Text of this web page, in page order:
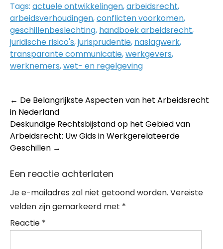
Tags: actuele ontwikkelingen,arbeidsrecht,
arbeidsverhoudingen,conflicten voorkomen,
geschillenbeslechting, handboek arbeidsrecht,
juridische risico's,jurisprudentie, naslagwerk,
transparante communicatie,werkgevers,
werknemers,wet- en regelgeving
Post
navigation
← De Belangrijkste Aspecten van het Arbeidsrecht
in Nederland
Deskundige Rechtsbijstand op het Gebied van
Arbeidsrecht: Uw Gids in Werkgerelateerde
Geschillen →
Een reactie achterlaten
Je e-mailadres zal niet getoond worden. Vereiste
velden zijn gemarkeerd met *
Reactie *